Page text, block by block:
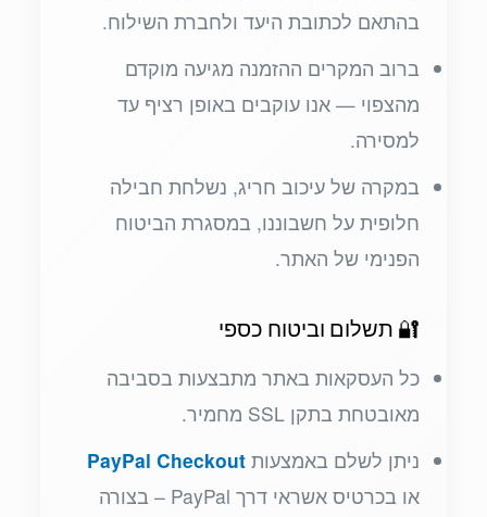
בהתאם לכתובת היעד ולחברת השילוח.
ברוב המקרים ההזמנה מגיעה מוקדם
מהצפוי — אנו עוקבים באופן רציף עד
למסירה.
במקרה של עיכוב חריג, נשלחת חבילה
חלופית על חשבוננו, במסגרת הביטוח
הפנימי של האתר.
🔐 תשלום וביטוח כספי
כל העסקאות באתר מתבצעות בסביבה
מאובטחת בתקן SSL מחמיר.
ניתן לשלם באמצעותPayPal Checkout
או בכרטיס אשראי דרך PayPal – בצורה